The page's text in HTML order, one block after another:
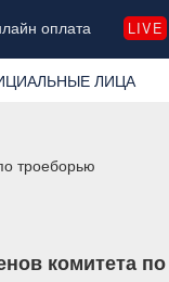
оплата LIVE
ЛИЦА
троеборью
комитета